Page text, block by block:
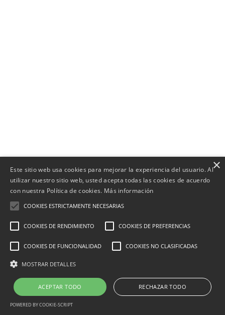
¿Necesitas ayuda?
×
Este sitio web usa cookies para mejorar la experiencia del usuario. Al
utilizar nuestro sitio web, usted acepta todas las cookies de acuerdo
con nuestra Política de cookies. Más información
COOKIES ESTRICTAMENTE NECESARIAS
COOKIES DE RENDIMIENTO COOKIES DE PREFERENCIAS
COOKIES DE FUNCIONALIDAD COOKIES NO CLASIFICADAS
MOSTRAR DETALLES
ACEPTAR TODO RECHAZAR TODO
POWERED BY COOKIE-SCRIPT